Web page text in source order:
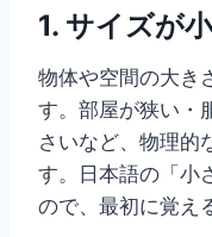
1. サイズが
物体や空間の大き
す。部屋が狭い・
さいなど、物理的
す。日本語の「小
ので、最初に覚え